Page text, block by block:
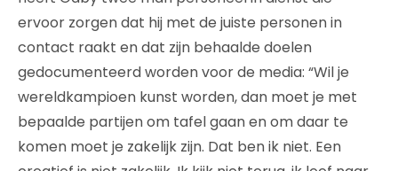
ervoor zorgen dat hij met de juiste personen in
contact raakt en dat zijn behaalde doelen
gedocumenteerd worden voor de media: “Wil je
wereldkampioen kunst worden, dan moet je met
bepaalde partijen om tafel gaan en om daar te
komen moet je zakelijk zijn. Dat ben ik niet. Een